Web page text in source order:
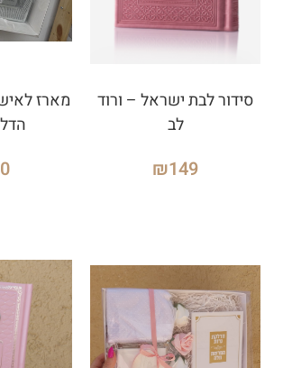
סידור לבת ישראל – ורוד
לב
₪149
מארז